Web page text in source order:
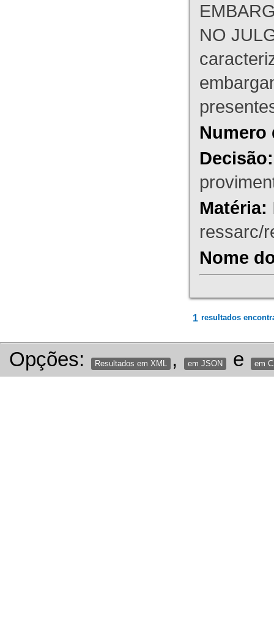
NO
Numero
Decisão:
Matéria:
ressarc/
Nome
1 resultados
Opções: Resultados em XML , em JSON e em